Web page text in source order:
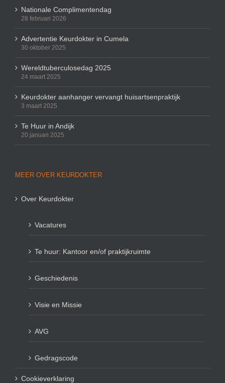
Nationale Complimentendag
28 februari 2026
Advertentie Keurdokter in Cumela
30 oktober 2025
Wereldtuberculosedag 2025
24 maart 2025
Keurdokter aanhanger vervangt huisartsenpraktijk
3 maart 2025
Te Huur in Andijk
20 januari 2025
MEER OVER KEURDOKTER
Over Keurdokter
Vacatures
Te huur: Kantoor en/of praktijkruimte
Geschiedenis
Visie en Missie
AVG
Gedragscode
Cookieverklaring